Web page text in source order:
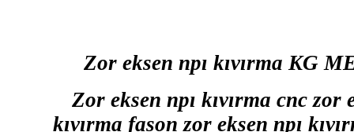
Zor eksen npı kıvırma KG
Zor eksen npı kıvırma cnc zor
kıvırma fason zor eksen npı